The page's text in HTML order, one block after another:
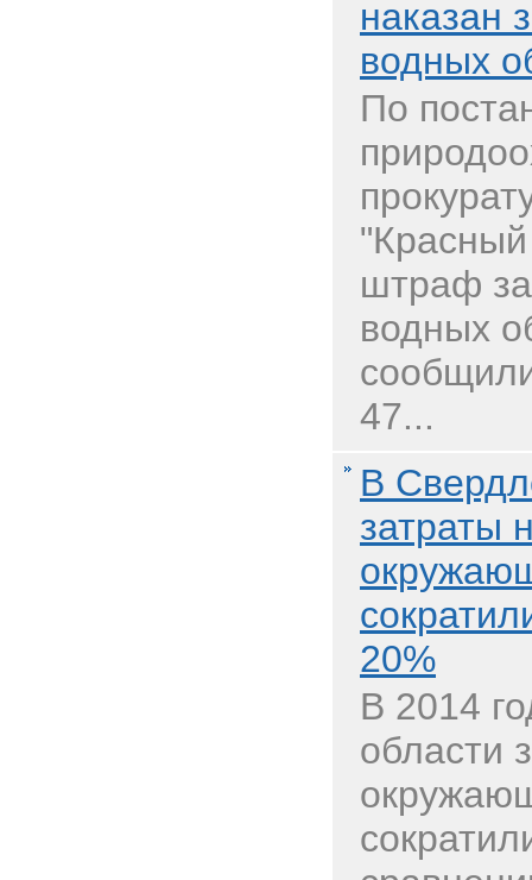
наказан
водных
По
штраф за
водных
47...
В
затраты
20%
В 2014
области